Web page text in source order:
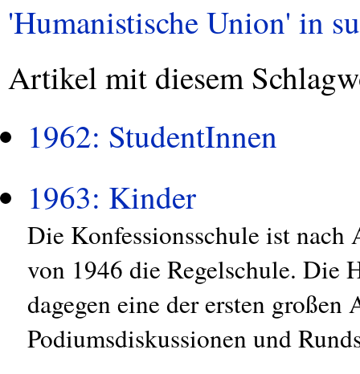
'Humanistische Union' in
Artikel mit diesem
1962: StudentInnen
1963: Kinder
Die Konfessionsschule ist nach
von 1946 die Regelschule. Die
dagegen eine der ersten
Podiumsdiskussionen und